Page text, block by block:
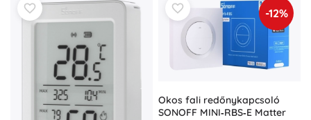
-12%
Okos fali redőnykapcsoló
SONOFF MINI‑RBS‑E Matter